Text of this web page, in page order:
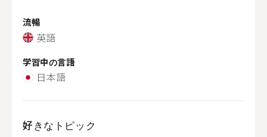
流暢
英語
学習中の言語
日本語
好きなトピック